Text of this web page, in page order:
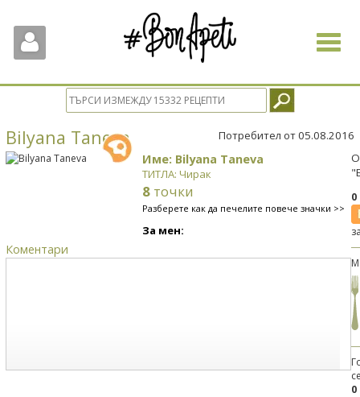
Toggle
Bilyana Taneva Потребител от 05.08.2016
Име: Bilyana Taneva
ТИТЛА: Чирак
8 точки
Разберете как да печелите повече значки >>
За мен:
Коментари
0